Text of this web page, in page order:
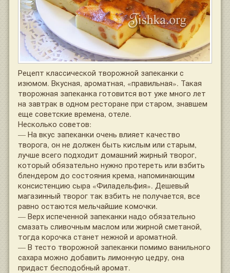
Рецепт классической творожной запеканки с
изюмом. Вкусная, ароматная, «правильная». Такая
творожная запеканка готовится вот уже много лет
на завтрак в одном ресторане при старом, знавшем
еще советские времена, отеле.
Несколько советов:
— На вкус запеканки очень влияет качество
творога, он не должен быть кислым или старым,
лучше всего подходит домашний жирный творог,
который обязательно нужно протереть или взбить
блендером до состояния крема, напоминающим
консистенцию сыра «Филадельфия». Дешевый
магазинный творог так взбить не получается, все
равно остаются мельчайшие комочки.
— Верх испеченной запеканки надо обязательно
смазать сливочным маслом или жирной сметаной,
тогда корочка станет нежной и ароматной.
— В тесто творожной запеканки помимо ванильного
сахара можно добавить лимонную цедру, она
придаст бесподобный аромат.